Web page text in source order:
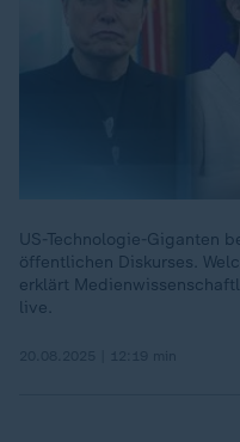
US-Technologie-Giganten
öffentlichen Diskurses.
erklärt
live.